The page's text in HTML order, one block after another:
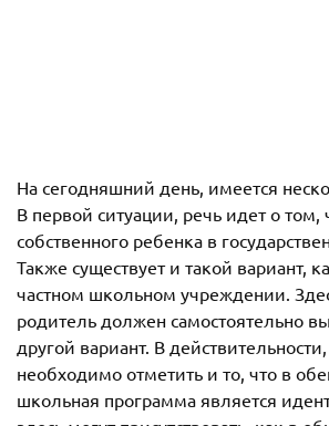
На сегодняшний день, имеется
В первой ситуации, речь идет о том,
собственного ребенка в
Также существует и такой вариант,
частном школьном учреждении.
родитель должен самостоятельно
другой вариант. В
необходимо отметить и то, что в
школьная программа является